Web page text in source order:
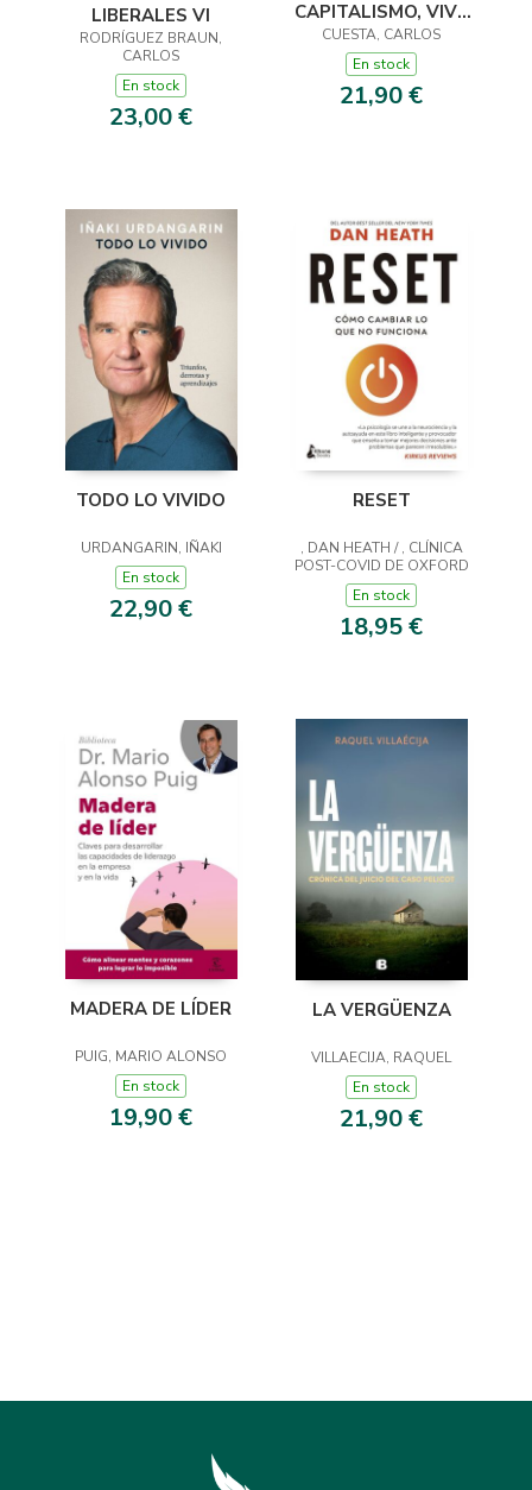
LIBERALES VI
RODRÍGUEZ BRAUN,
CARLOS
En stock
23,00 €
CAPITALISMO, VIVA
LA LIBERTAD!
CUESTA, CARLOS
En stock
21,90 €
TODO LO VIVIDO
URDANGARIN, IÑAKI
En stock
22,90 €
RESET
, DAN HEATH / , CLÍNICA
POST-COVID DE OXFORD
En stock
18,95 €
MADERA DE LÍDER
PUIG, MARIO ALONSO
En stock
19,90 €
LA VERGÜENZA
VILLAECIJA, RAQUEL
En stock
21,90 €